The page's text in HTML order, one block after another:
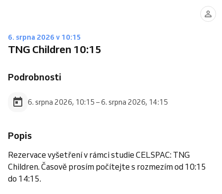
6. srpna 2026 v 10:15
TNG Children 10:15
Podrobnosti
6. srpna 2026, 10:15 – 6. srpna 2026, 14:15
Popis
Rezervace vyšetření v rámci studie CELSPAC: TNG
Children. Časově prosím počítejte s rozmezím od 10:15
do 14:15.